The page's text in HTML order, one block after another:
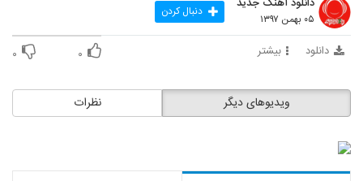
۰۵ بهمن ۱۳۹۷ دنبال کردن
دانلود بیشتر ۰ ۰
نظرات ویدیوهای دیگر